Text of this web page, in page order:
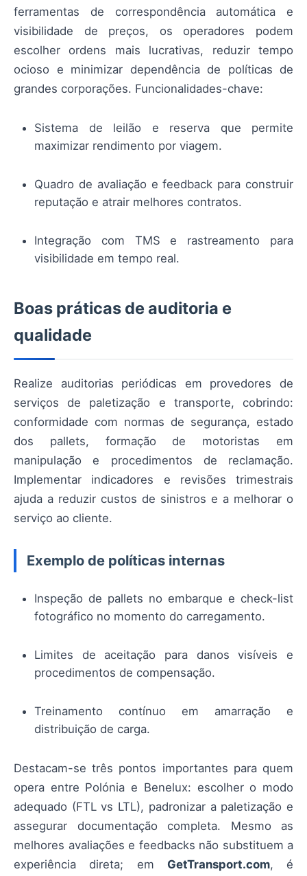
ferramentas de correspondência automática e
visibilidade de preços, os operadores podem
escolher ordens mais lucrativas, reduzir tempo
ocioso e minimizar dependência de políticas de
grandes corporações. Funcionalidades-chave:
Sistema de leilão e reserva que permite
maximizar rendimento por viagem.
Quadro de avaliação e feedback para construir
reputação e atrair melhores contratos.
Integração com TMS e rastreamento para
visibilidade em tempo real.
Boas práticas de auditoria e
qualidade
Realize auditorias periódicas em provedores de
serviços de paletização e transporte, cobrindo:
conformidade com normas de segurança, estado
dos pallets, formação de motoristas em
manipulação e procedimentos de reclamação.
Implementar indicadores e revisões trimestrais
ajuda a reduzir custos de sinistros e a melhorar o
serviço ao cliente.
Exemplo de políticas internas
Inspeção de pallets no embarque e check-list
fotográfico no momento do carregamento.
Limites de aceitação para danos visíveis e
procedimentos de compensação.
Treinamento contínuo em amarração e
distribuição de carga.
Destacam-se três pontos importantes para quem
opera entre Polónia e Benelux: escolher o modo
adequado (FTL vs LTL), padronizar a paletização e
assegurar documentação completa. Mesmo as
melhores avaliações e feedbacks não substituem a
experiência direta; em GetTransport.com, é